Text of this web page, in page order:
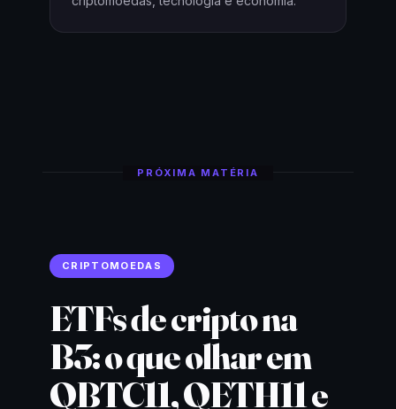
PRÓXIMA MATÉRIA
CRIPTOMOEDAS
ETFs de cripto na
B3: o que olhar em
QBTC11, QETH11 e